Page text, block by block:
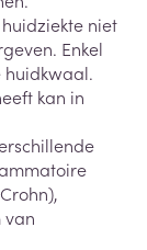
niet
Enkel
huidkwaal.
kan in
van